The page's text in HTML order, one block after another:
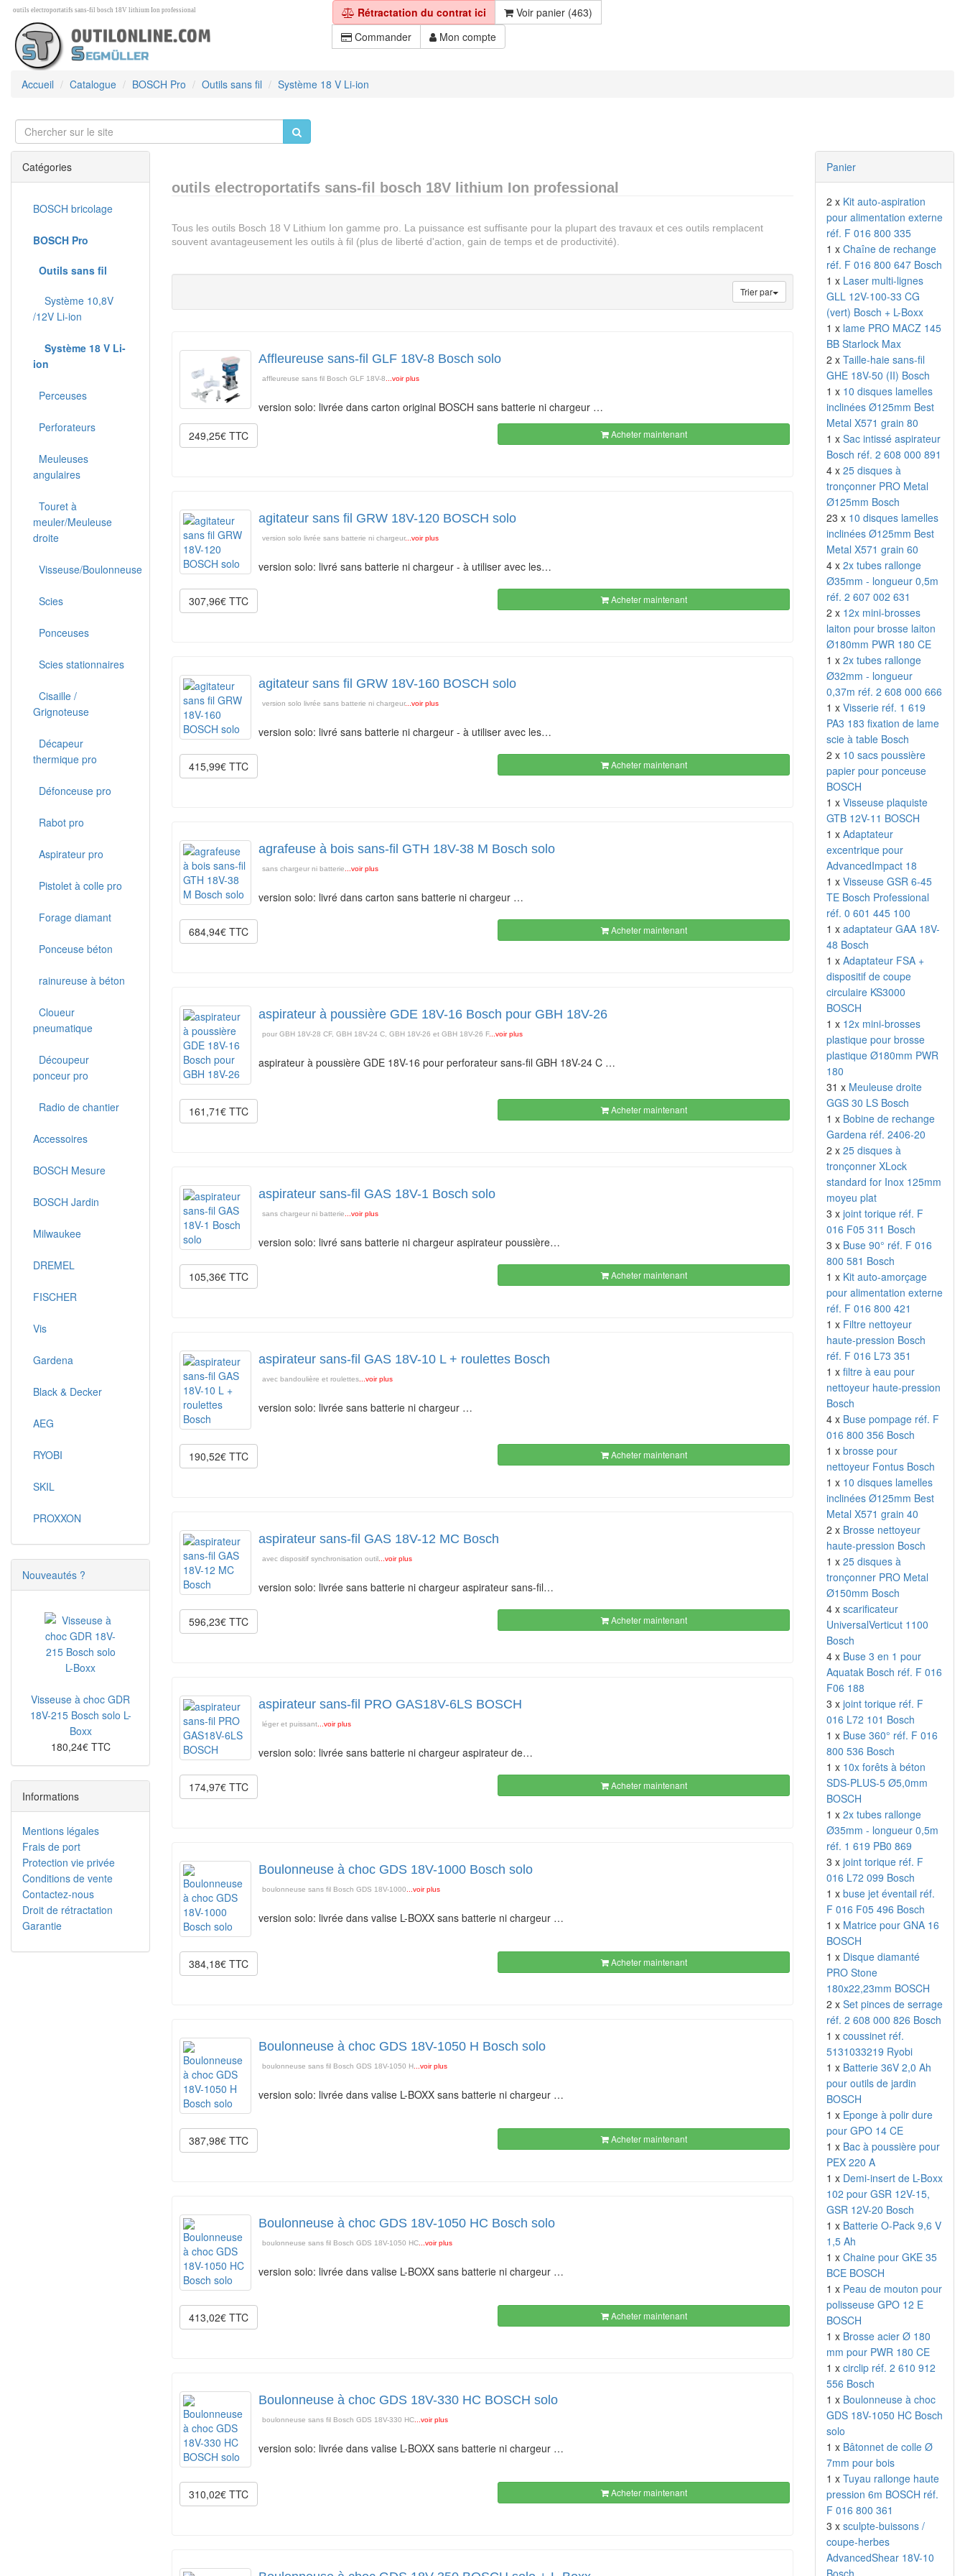
outils electroportatifs sans-fil bosch 18V lithium Ion professional Rétractation du contrat ici
Voir panier (463)
Commander
Mon compte
Accueil Catalogue BOSCH Pro Outils sans fil Système 18 V Li-ion
outils electroportatifs sans-fil bosch 18V lithium Ion professional
Tous les outils Bosch 18 V Lithium Ion gamme pro. La puissance est suffisante pour la plupart des travaux et ces outils remplacent
souvent avantageusement les outils à fil (plus de liberté d'action, gain de temps et de productivité).
Trier par
Affleureuse sans-fil GLF 18V-8 Bosch solo
affleureuse sans fil Bosch GLF 18V-8...voir plus
version solo: livrée dans carton original BOSCH sans batterie ni chargeur …
249,25€ TTC
Acheter maintenant
agitateur sans fil GRW 18V-120 BOSCH solo
version solo livrée sans batterie ni chargeur...voir plus
version solo: livré sans batterie ni chargeur - à utiliser avec les…
307,96€ TTC Acheter maintenant
agitateur sans fil GRW 18V-160 BOSCH solo
version solo livrée sans batterie ni chargeur...voir plus
version solo: livré sans batterie ni chargeur - à utiliser avec les…
415,99€ TTC Acheter maintenant
agrafeuse à bois sans-fil GTH 18V-38 M Bosch solo
sans chargeur ni batterie...voir plus
version solo: livré dans carton sans batterie ni chargeur …
684,94€ TTC Acheter maintenant
aspirateur à poussière GDE 18V-16 Bosch pour GBH 18V-26
pour GBH 18V-28 CF, GBH 18V-24 C, GBH 18V-26 et GBH 18V-26 F...voir plus
aspirateur à poussière GDE 18V-16 pour perforateur sans-fil GBH 18V-24 C …
161,71€ TTC Acheter maintenant
aspirateur sans-fil GAS 18V-1 Bosch solo
sans chargeur ni batterie...voir plus
version solo: livré sans batterie ni chargeur aspirateur poussière…
105,36€ TTC Acheter maintenant
aspirateur sans-fil GAS 18V-10 L + roulettes Bosch
avec bandoulière et roulettes...voir plus
version solo: livrée sans batterie ni chargeur …
190,52€ TTC Acheter maintenant
aspirateur sans-fil GAS 18V-12 MC Bosch
avec dispositif synchronisation outil...voir plus
version solo: livrée sans batterie ni chargeur aspirateur sans-fil…
596,23€ TTC Acheter maintenant
aspirateur sans-fil PRO GAS18V-6LS BOSCH
léger et puissant...voir plus
version solo: livrée sans batterie ni chargeur aspirateur de…
174,97€ TTC Acheter maintenant
Boulonneuse à choc GDS 18V-1000 Bosch solo
boulonneuse sans fil Bosch GDS 18V-1000...voir plus
version solo: livrée dans valise L-BOXX sans batterie ni chargeur …
384,18€ TTC Acheter maintenant
Boulonneuse à choc GDS 18V-1050 H Bosch solo
boulonneuse sans fil Bosch GDS 18V-1050 H...voir plus
version solo: livrée dans valise L-BOXX sans batterie ni chargeur …
387,98€ TTC Acheter maintenant
Boulonneuse à choc GDS 18V-1050 HC Bosch solo
boulonneuse sans fil Bosch GDS 18V-1050 HC...voir plus
version solo: livrée dans valise L-BOXX sans batterie ni chargeur …
413,02€ TTC Acheter maintenant
Boulonneuse à choc GDS 18V-330 HC BOSCH solo
boulonneuse sans fil Bosch GDS 18V-330 HC...voir plus
version solo: livrée dans valise L-BOXX sans batterie ni chargeur …
310,02€ TTC Acheter maintenant
Catégories
BOSCH bricolage
BOSCH Pro
Outils sans fil
Système 10,8V
/12V Li-ion
Système 18 V Li-
ion
Perceuses
Perforateurs
Meuleuses
angulaires
Touret à
meuler/Meuleuse
droite
Visseuse/Boulonneuse
Scies
Ponceuses
Scies stationnaires
Cisaille /
Grignoteuse
Décapeur
thermique pro
Défonceuse pro
Rabot pro
Aspirateur pro
Pistolet à colle pro
Forage diamant
Ponceuse béton
rainureuse à béton
Cloueur
pneumatique
Découpeur
ponceur pro
Radio de chantier
Accessoires
BOSCH Mesure
BOSCH Jardin
Milwaukee
DREMEL
FISCHER
Vis
Gardena
Black & Decker
AEG
RYOBI
SKIL
PROXXON
Nouveautés ?
Visseuse à choc GDR
18V-215 Bosch solo L-
Boxx
180,24€ TTC
Informations
Mentions légales
Frais de port
Protection vie privée
Conditions de vente
Contactez-nous
Droit de rétractation
Garantie
Panier
2 x Kit auto-aspiration
pour alimentation externe
réf. F 016 800 335
1 x Chaîne de rechange
réf. F 016 800 647 Bosch
1 x Laser multi-lignes
GLL 12V-100-33 CG
(vert) Bosch + L-Boxx
1 x lame PRO MACZ 145
BB Starlock Max
2 x Taille-haie sans-fil
GHE 18V-50 (II) Bosch
1 x 10 disques lamelles
inclinées Ø125mm Best
Metal X571 grain 80
1 x Sac intissé aspirateur
Bosch réf. 2 608 000 891
4 x 25 disques à
tronçonner PRO Metal
Ø125mm Bosch
23 x 10 disques lamelles
inclinées Ø125mm Best
Metal X571 grain 60
4 x 2x tubes rallonge
Ø35mm - longueur 0,5m
réf. 2 607 002 631
2 x 12x mini-brosses
laiton pour brosse laiton
Ø180mm PWR 180 CE
1 x 2x tubes rallonge
Ø32mm - longueur
0,37m réf. 2 608 000 666
1 x Visserie réf. 1 619
PA3 183 fixation de lame
scie à table Bosch
2 x 10 sacs poussière
papier pour ponceuse
BOSCH
1 x Visseuse plaquiste
GTB 12V-11 BOSCH
1 x Adaptateur
excentrique pour
AdvancedImpact 18
1 x Visseuse GSR 6-45
TE Bosch Professional
réf. 0 601 445 100
1 x adaptateur GAA 18V-
48 Bosch
1 x Adaptateur FSA +
dispositif de coupe
circulaire KS3000
BOSCH
1 x 12x mini-brosses
plastique pour brosse
plastique Ø180mm PWR
180
31 x Meuleuse droite
GGS 30 LS Bosch
1 x Bobine de rechange
Gardena réf. 2406-20
2 x 25 disques à
tronçonner XLock
standard for Inox 125mm
moyeu plat
3 x joint torique réf. F
016 F05 311 Bosch
3 x Buse 90° réf. F 016
800 581 Bosch
1 x Kit auto-amorçage
pour alimentation externe
réf. F 016 800 421
1 x Filtre nettoyeur
haute-pression Bosch
réf. F 016 L73 351
1 x filtre à eau pour
nettoyeur haute-pression
Bosch
4 x Buse pompage réf. F
016 800 356 Bosch
1 x brosse pour
nettoyeur Fontus Bosch
1 x 10 disques lamelles
inclinées Ø125mm Best
Metal X571 grain 40
2 x Brosse nettoyeur
haute-pression Bosch
1 x 25 disques à
tronçonner PRO Metal
Ø150mm Bosch
4 x scarificateur
UniversalVerticut 1100
Bosch
4 x Buse 3 en 1 pour
Aquatak Bosch réf. F 016
F06 188
3 x joint torique réf. F
016 L72 101 Bosch
1 x Buse 360° réf. F 016
800 536 Bosch
1 x 10x forêts à béton
SDS-PLUS-5 Ø5,0mm
BOSCH
1 x 2x tubes rallonge
Ø35mm - longueur 0,5m
réf. 1 619 PB0 869
3 x joint torique réf. F
016 L72 099 Bosch
1 x buse jet éventail réf.
F 016 F05 496 Bosch
1 x Matrice pour GNA 16
BOSCH
1 x Disque diamanté
PRO Stone
180x22,23mm BOSCH
2 x Set pinces de serrage
réf. 2 608 000 826 Bosch
1 x coussinet réf.
5131033219 Ryobi
1 x Batterie 36V 2,0 Ah
pour outils de jardin
BOSCH
1 x Eponge à polir dure
pour GPO 14 CE
1 x Bac à poussière pour
PEX 220 A
1 x Demi-insert de L-Boxx
102 pour GSR 12V-15,
GSR 12V-20 Bosch
1 x Batterie O-Pack 9,6 V
1,5 Ah
1 x Chaine pour GKE 35
BCE BOSCH
1 x Peau de mouton pour
polisseuse GPO 12 E
BOSCH
1 x Brosse acier Ø 180
mm pour PWR 180 CE
1 x circlip réf. 2 610 912
556 Bosch
1 x Boulonneuse à choc
GDS 18V-1050 HC Bosch
solo
1 x Bâtonnet de colle Ø
7mm pour bois
1 x Tuyau rallonge haute
pression 6m BOSCH réf.
F 016 800 361
3 x sculpte-buissons /
coupe-herbes
AdvancedShear 18V-10